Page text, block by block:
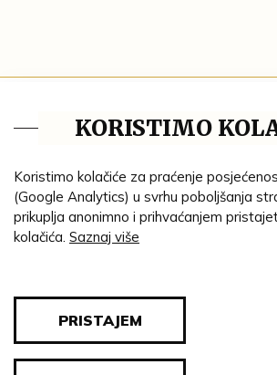
Impresum
Ustanove
Lenta vremena
Genealogija
KORISTIMO
Koristimo kolačiće za praćenje
(Google Analytics) u svrhu poboljšanja
prikuplja anonimno i prihvaćanjem
kolačića. Saznaj više
PRISTAJEM